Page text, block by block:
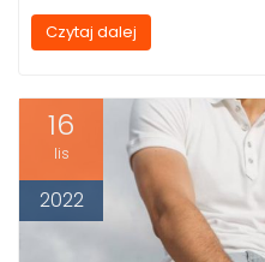
Czytaj dalej
16
lis
2022